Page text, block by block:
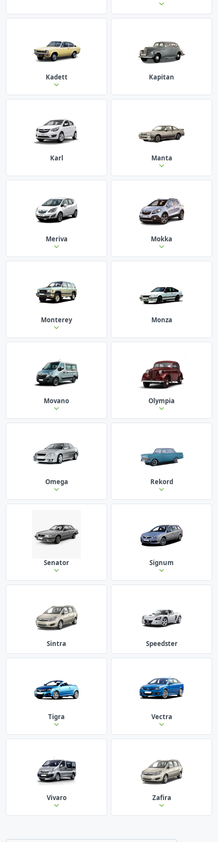
Kadett Kapitan
Karl Manta
Meriva Mokka
Monterey Monza
Movano Olympia
Omega Rekord
Senator Signum
Sintra Speedster
Tigra Vectra
Vivaro Zafira